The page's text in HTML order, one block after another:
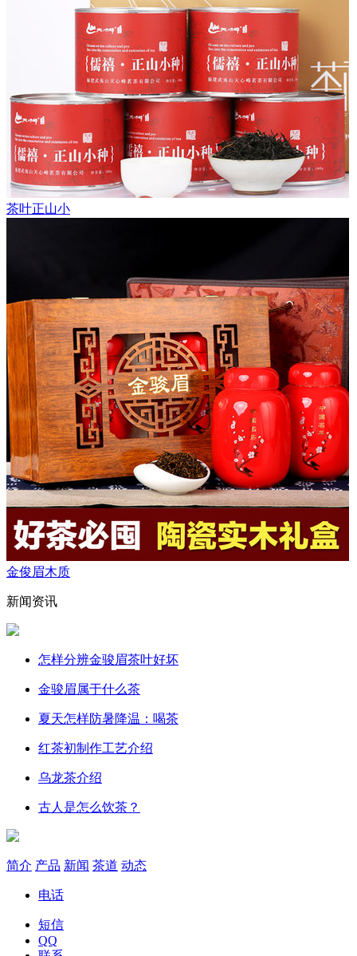
茶叶正山小
金俊眉木质
新闻资讯
怎样分辨金骏眉茶叶好坏
金骏眉属于什么茶
夏天怎样防暑降温：喝茶
红茶初制作工艺介绍
乌龙茶介绍
古人是怎么饮茶？
简介 产品 新闻 茶道 动态
电话
短信
QQ